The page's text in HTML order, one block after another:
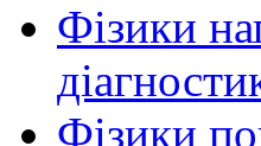
Фізики
Фізики